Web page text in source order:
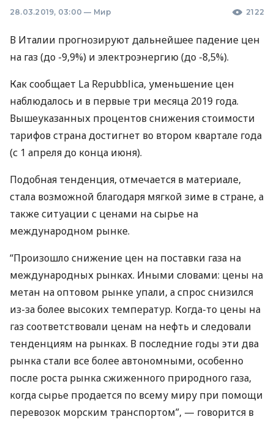
28.03.2019, 03:00 — Мир 2122
В Италии прогнозируют дальнейшее падение цен
на газ (до -9,9%) и электроэнергию (до -8,5%).
Как сообщает La Repubblica, уменьшение цен
наблюдалось и в первые три месяца 2019 года.
Вышеуказанных процентов снижения стоимости
тарифов страна достигнет во втором квартале года
(с 1 апреля до конца июня).
Подобная тенденция, отмечается в материале,
стала возможной благодаря мягкой зиме в стране, а
также ситуации с ценами на сырье на
международном рынке.
“Произошло снижение цен на поставки газа на
международных рынках. Иными словами: цены на
метан на оптовом рынке упали, а спрос снизился
из-за более высоких температур. Когда-то цены на
газ соответствовали ценам на нефть и следовали
тенденциям на рынках. В последние годы эти два
рынка стали все более автономными, особенно
после роста рынка сжиженного природного газа,
когда сырье продается по всему миру при помощи
перевозок морским транспортом”, — говорится в